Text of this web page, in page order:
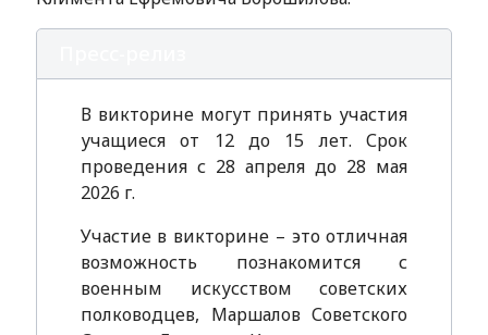
В викторине могут принять участия
учащиеся от 12 до 15 лет. Срок
проведения с 28 апреля до 28 мая
2026 г.
Участие в викторине – это отличная
возможность познакомится с
военным искусством советских
полководцев, Маршалов Советского